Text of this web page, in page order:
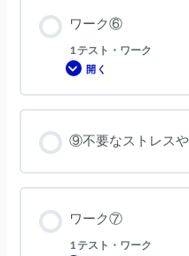
ワーク⑥
1 テスト・ワーク
開く
ワ
ク
⑥
⑨不要なストレス
ワーク⑦
1 テスト・ワーク